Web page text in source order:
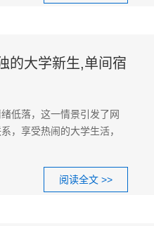
的大学新生,单间宿
低落，这一情景引发了网
，享受热闹的大学生活，
阅读全文 >>